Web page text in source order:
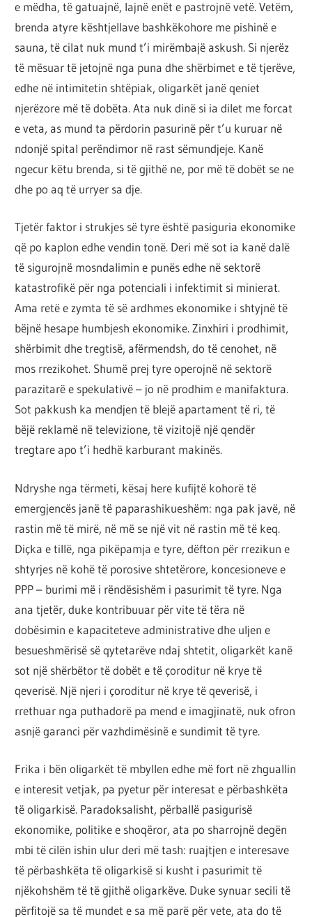
e mëdha, të gatuajnë, lajnë enët e pastrojnë vetë. Vetëm,
brenda atyre kështjellave bashkëkohore me pishinë e
sauna, të cilat nuk mund t’i mirëmbajë askush. Si njerëz
të mësuar të jetojnë nga puna dhe shërbimet e të tjerëve,
edhe në intimitetin shtëpiak, oligarkët janë qeniet
njerëzore më të dobëta. Ata nuk dinë si ia dilet me forcat
e veta, as mund ta përdorin pasurinë për t’u kuruar në
ndonjë spital perëndimor në rast sëmundjeje. Kanë
ngecur këtu brenda, si të gjithë ne, por më të dobët se ne
dhe po aq të urryer sa dje.
Tjetër faktor i strukjes së tyre është pasiguria ekonomike
që po kaplon edhe vendin tonë. Deri më sot ia kanë dalë
të sigurojnë mosndalimin e punës edhe në sektorë
katastrofikë për nga potenciali i infektimit si minierat.
Ama retë e zymta të së ardhmes ekonomike i shtyjnë të
bëjnë hesape humbjesh ekonomike. Zinxhiri i prodhimit,
shërbimit dhe tregtisë, afërmendsh, do të cenohet, në
mos rrezikohet. Shumë prej tyre operojnë në sektorë
parazitarë e spekulativë – jo në prodhim e manifaktura.
Sot pakkush ka mendjen të blejë apartament të ri, të
bëjë reklamë në televizione, të vizitojë një qendër
tregtare apo t’i hedhë karburant makinës.
Ndryshe nga tërmeti, kësaj here kufijtë kohorë të
emergjencës janë të paparashikueshëm: nga pak javë, në
rastin më të mirë, në më se një vit në rastin më të keq.
Diçka e tillë, nga pikëpamja e tyre, dëfton për rrezikun e
shtyrjes në kohë të porosive shtetërore, koncesioneve e
PPP – burimi më i rëndësishëm i pasurimit të tyre. Nga
ana tjetër, duke kontribuuar për vite të tëra në
dobësimin e kapaciteteve administrative dhe uljen e
besueshmërisë së qytetarëve ndaj shtetit, oligarkët kanë
sot një shërbëtor të dobët e të çoroditur në krye të
qeverisë. Një njeri i çoroditur në krye të qeverisë, i
rrethuar nga puthadorë pa mend e imagjinatë, nuk ofron
asnjë garanci për vazhdimësinë e sundimit të tyre.
Frika i bën oligarkët të mbyllen edhe më fort në zhguallin
e interesit vetjak, pa pyetur për interesat e përbashkëta
të oligarkisë. Paradoksalisht, përballë pasigurisë
ekonomike, politike e shoqëror, ata po sharrojnë degën
mbi të cilën ishin ulur deri më tash: ruajtjen e interesave
të përbashkëta të oligarkisë si kusht i pasurimit të
njëkohshëm të të gjithë oligarkëve. Duke synuar secili të
përfitojë sa të mundet e sa më parë për vete, ata do të